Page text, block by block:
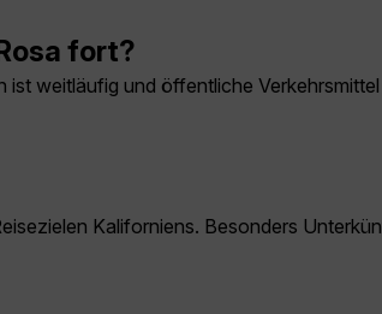
fort?
weitläufig und öffentliche
Kaliforniens. Besonders